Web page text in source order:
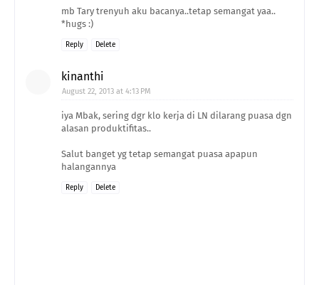
mb Tary trenyuh aku bacanya..tetap semangat yaa..
*hugs :)
Reply Delete
kinanthi
August 22, 2013 at 4:13 PM
iya Mbak, sering dgr klo kerja di LN dilarang puasa dgn
alasan produktifitas..
Salut banget yg tetap semangat puasa apapun
halangannya
Reply Delete